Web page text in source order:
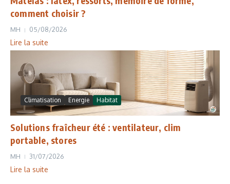
comment choisir ?
MH 05/08/2026
Lire la suite
Climatisation Energie Habitat
Solutions fraîcheur été : ventilateur, clim
portable, stores
MH 31/07/2026
Lire la suite